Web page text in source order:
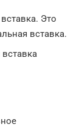
Это
вставка.